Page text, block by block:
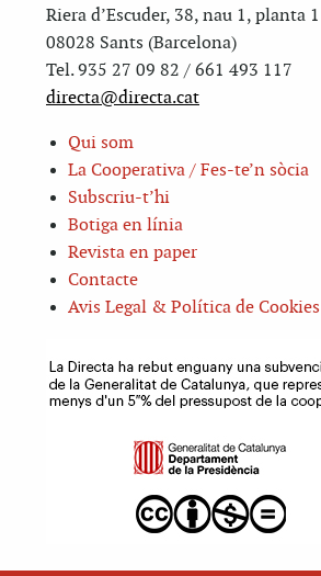
Riera d’Escuder, 38, nau 1, planta 1
08028 Sants (Barcelona)
Tel. 935 27 09 82 / 661 493 117
directa@directa.cat
Qui som
La Cooperativa / Fes-te’n sòcia
Subscriu-t’hi
Botiga en línia
Revista en paper
Contacte
Avis Legal & Política de Cookies